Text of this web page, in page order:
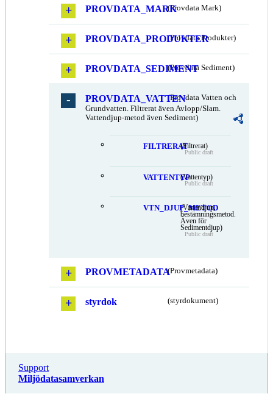
PROVDATA_MARK(Provdata Mark)
PROVDATA_PRODUKTER
(Provdata Produkter)
PROVDATA_SEDIMENT(Provdata Sediment)
PROVDATA_VATTEN(Provdata Vatten och
Grundvatten. Filtrerat även Avlopp/Slam.
Vattendjup-metod även Sediment)
FILTRERAT(Filtrerat)
Public draft
VATTENTYP(Vattentyp)
Public draft
VTN_DJUP_METOD
(Vattendjup,
bestämningsmetod.
Även för
Sedimentdjup)
Public draft
PROVMETADATA(Provmetadata)
styrdok (styrdokument)
Support
Miljödatasamverkan